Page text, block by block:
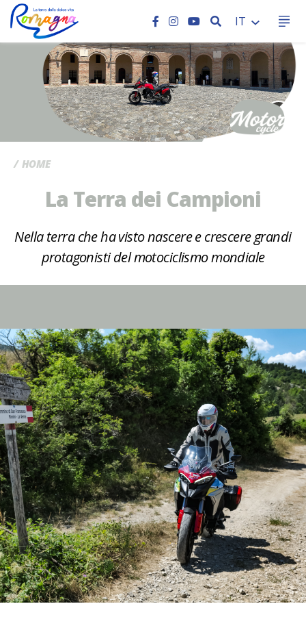
CERCA
IT
CC
HOME
La Terra dei Campioni
Nella terra che ha visto nascere e crescere grandi
protagonisti del motociclismo mondiale